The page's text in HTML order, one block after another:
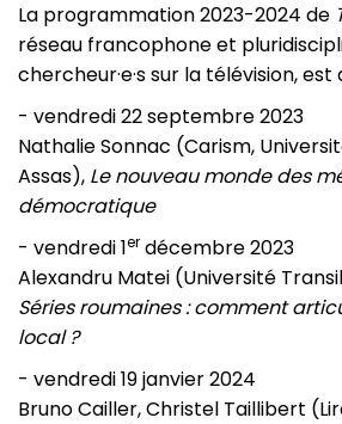
La programmation 2023-2024 de
réseau francophone et
chercheur·e·s sur la télévision, est
- vendredi 22 septembre 2023
Nathalie Sonnac (Carism,
Assas), Le nouveau monde des
démocratique
- vendredi 1er décembre 2023
Alexandru Matei (Université
Séries roumaines : comment
local ?
- vendredi 19 janvier 2024
Bruno Cailler, Christel Taillibert